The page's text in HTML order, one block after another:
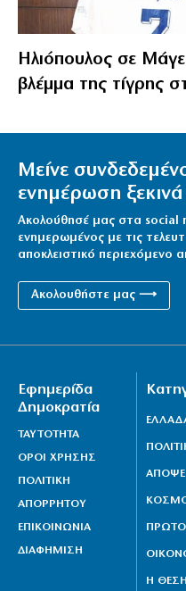
Ηλιόπουλος σε
βλέμμα της τίγρης
Μείνε
ενημέρωση
Ακολούθησέ μας στα social
ενημερωμένος με τις
αποκλειστικό περιεχόμενο
Ακολουθήστε μας ⟶
Εφημερίδα
Δημοκρατία
ΤΑΥΤΟΤΗΤΑ
ΟΡΟΙ ΧΡΗΣΗΣ
ΠΟΛΙΤΙΚΗ
ΑΠΟΡΡΗΤΟΥ
ΕΠΙΚΟΙΝΩΝΙΑ
ΔΙΑΦΗΜΙΣΗ
Η